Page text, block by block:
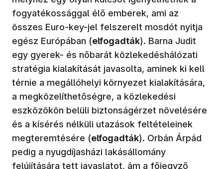
fogyatékossággal élő emberek, ami az
összes Euro-key-jel felszerelt mosdót nyitja
egész Európában (elfogadták). Barna Judit
egy gyerek- és nőbarát közlekedéshálózati
stratégia kialakítását javasolta, aminek ki kell
térnie a megállóhelyi környezet kialakítására,
a megközelíthetőségre, a közlekedési
eszközökön belüli biztonságérzet növelésére
és a kísérés nélküli utazások feltételeinek
megteremtésére (elfogadták). Orbán Árpád
pedig a nyugdíjasházi lakásállomány
felújítására tett javaslatot, ám a főjegyző